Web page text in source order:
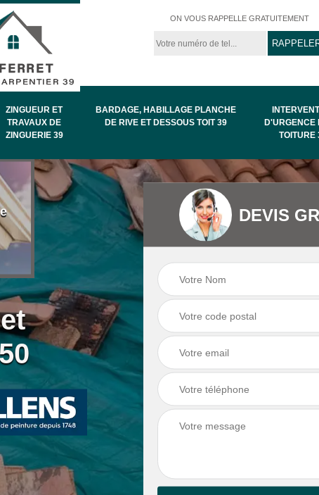
ON VOUS RAPPELLE GRATUITEMENT
ZINGUEUR ET
TRAVAUX DE
ZINGUERIE 39
BARDAGE, HABILLAGE PLANCHE
DE RIVE ET DESSOUS TOIT 39
D'URGENCE
TOITURE
Entretien et
démoussage de
toiture 39
Hydrofuge coloré
pour toiture 39
DEVIS